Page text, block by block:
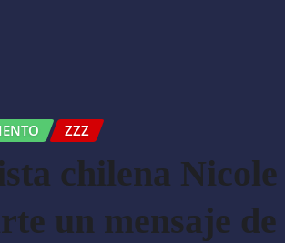
ZZZ
chilena Nicole
un mensaje de